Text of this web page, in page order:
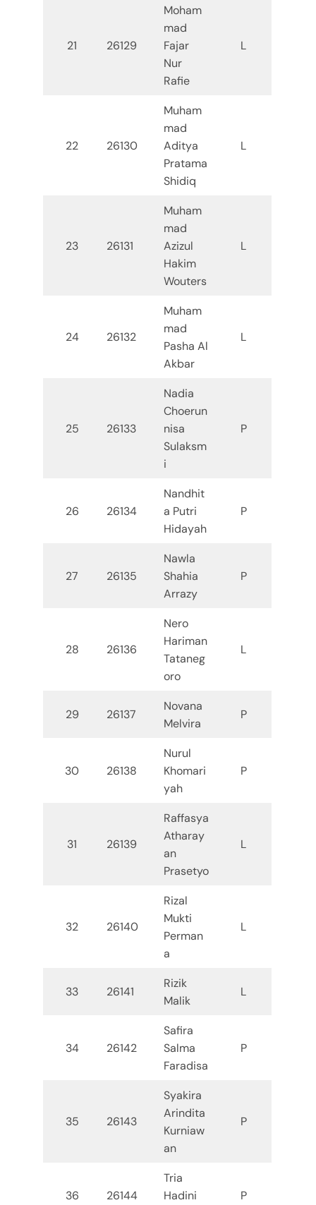
21 26129
Moham
mad
Fajar
Nur
Rafie
L
22 26130
Muham
mad
Aditya
Pratama
Shidiq
L
23 26131
Muham
mad
Azizul
Hakim
Wouters
L
24 26132
Muham
mad
Pasha Al
Akbar
L
25 26133
Nadia
Choerun
nisa
Sulaksm
i
P
26 26134
Nandhit
a Putri
Hidayah
P
27 26135
Nawla
Shahia
Arrazy
P
28 26136
Nero
Hariman
Tataneg
oro
L
29 26137
Novana
Melvira
P
30 26138
Nurul
Khomari
yah
P
31 26139
Raffasya
Atharay
an
Prasetyo
L
32 26140
Rizal
Mukti
Perman
a
L
33 26141
Rizik
Malik
L
34 26142
Safira
Salma
Faradisa
P
35 26143
Syakira
Arindita
Kurniaw
an
P
36 26144
Tria
Hadini
P